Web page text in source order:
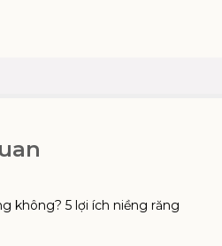
không? 5 lợi ích niềng răng